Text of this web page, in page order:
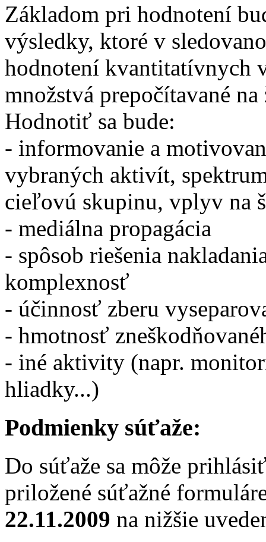
Základom pri hodnotení
výsledky, ktoré v
hodnotení kvantitatívnych
množstvá prepočítavané na
Hodnotiť sa bude:
- informovanie a
vybraných aktivít,
cieľovú skupinu, vplyv na
- mediálna propagácia
- spôsob riešenia
komplexnosť
- účinnosť zberu
- hmotnosť
- iné aktivity (napr.
hliadky...)
Podmienky súťaže:
Do súťaže sa môže
priložené súťažné
22.11.2009 na nižšie